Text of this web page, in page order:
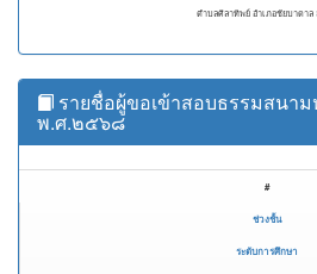
ตำบลศิลาทิพย์ อำเภอชัยบาดาล
รายชื่อผู้ขอเข้าสอบธรรมสนาม
พ.ศ.๒๕๖๘
#
ช่วงชั้น
ระดับการศึกษา